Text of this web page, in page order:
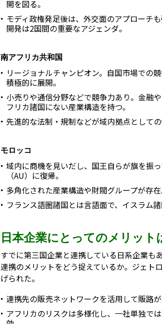
開を図る。
モディ政権発足後は、外交面のアプローチ
開発は2国間の重要なアジェンダ。
南アフリカ共和国
リージョナルチャンピオン。自国市場での
積極的に展開。
小売りや通信分野などで競争力あり。金融
フリカ諸国にない産業構造を持つ。
先進的な法制・規制などが域内拠点としての
モロッコ
域内に商機を見いだし、国王自らが旗を振
（AU）に復帰。
多角化された産業構造や財閥グループが存在
フランス語圏諸国とは言語面で、イスラム
日本企業にとってのメリット
すでに第三国企業と連携している日系企業も
連携のメリットをどう捉えているか。ジェト
げられた。
連携先の販売ネットワークを活用して販路が
アフリカのリスクは多様化し、一社単独で